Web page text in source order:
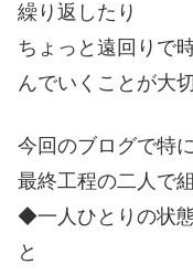
繰り返したり
ちょっと遠回りで
んでいくことが大
今回のブログで特
最終工程の二人で
◆一人ひとりの状
と